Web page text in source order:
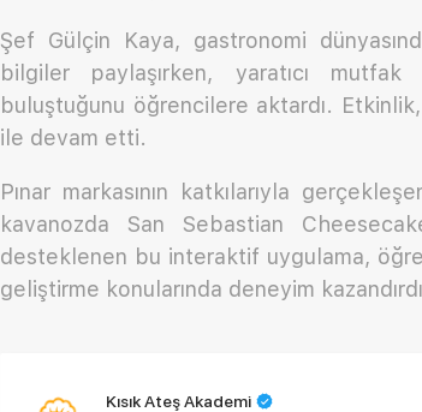
Şef Gülçin Kaya, gastronomi
bilgiler paylaşırken, yaratıcı mutfak
buluştuğunu öğrencilere aktardı.
ile devam etti.
Pınar markasının katkılarıyla
kavanozda San Sebastian
desteklenen bu interaktif uygulama,
geliştirme konularında deneyim
Kısık Ateş Akademi